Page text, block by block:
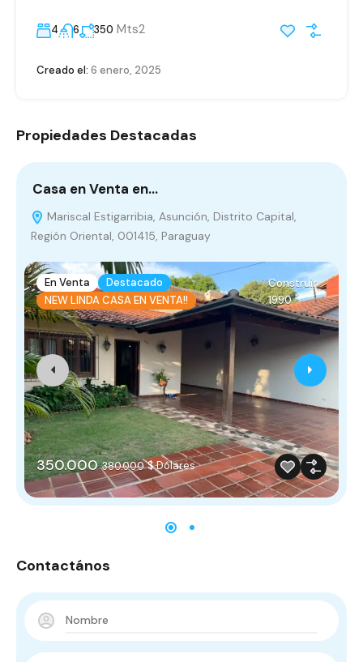
4 6 350 Mts2
Creado el: 6 enero, 2025
Propiedades Destacadas
Casa en Venta en…
Mariscal Estigarribia, Asunción, Distrito Capital,
Región Oriental, 001415, Paraguay
En Venta
Destacado
NEW LINDA CASA EN VENTA!!
Construir
1990
350.000 380.000 $ Dólares
Contactános